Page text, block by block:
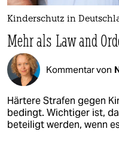
Kinderschutz in
Mehr als Law and
Kommentar von
Härtere Strafen gegen
bedingt. Wichtiger ist,
beteiligt werden, wenn